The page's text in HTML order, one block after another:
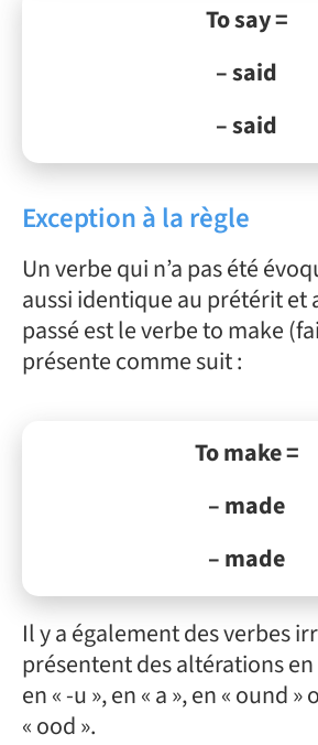
To say =
– said
– said
Exception à la règle
Un verbe qui n’a pas été
aussi identique au prétérit et
passé est le verbe to make
présente comme suit :
To make =
– made
– made
Il y a également des verbes
présentent des altérations en
en « -u », en « a », en « ound
« ood ».